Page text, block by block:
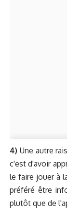
4) Une autre
c'est d'avoir
le faire jouer à
préféré être
plutôt que de